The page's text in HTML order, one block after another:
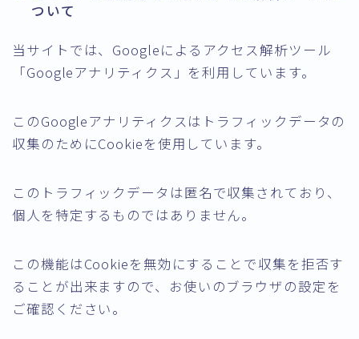
ついて
当サイトでは、Googleによるアクセス解析ツール
「Googleアナリティクス」を利用しています。
このGoogleアナリティクスはトラフィックデータの
収集のためにCookieを使用しています。
このトラフィックデータは匿名で収集されており、
個人を特定するものではありません。
この機能はCookieを無効にすることで収集を拒否す
ることが出来ますので、お使いのブラウザの設定を
ご確認ください。